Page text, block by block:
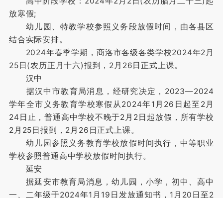
放寒假;
幼儿园、特教学校参照义务段放假时间，由各县区
结合实际安排。
2024年春季学期，商洛市各级各类学校2024年2月
25日(农历正月十六)报到，2月26日正式上课。
汉中
据汉中市教育局消息，经研究决定，2023—2024
学年全市义务教育学校寒假从2024年1月26日起至2月
24日止，普通高中学校不晚于2月2日起放假，所有学校
2月25日报到，2月26日正式上课。
幼儿园参照义务教育学校放假时间执行，中等职业
学校参照普通高中学校放假时间执行。
延安
据延安市教育局消息，幼儿园，小学，初中、高中
一、二年级于2024年1月19日发放通知书，1月20日至2